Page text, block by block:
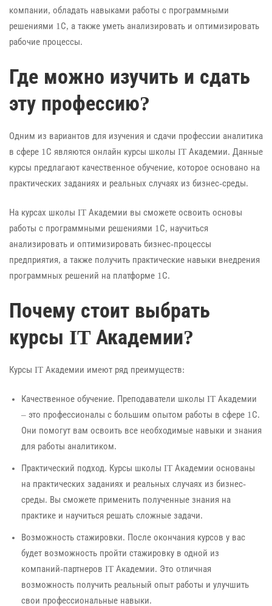
компании, обладать навыками работы с программными
решениями 1С, а также уметь анализировать и оптимизировать
рабочие процессы.
Где можно изучить и сдать
эту профессию?
Одним из вариантов для изучения и сдачи профессии аналитика
в сфере 1С являются онлайн курсы школы IT Академии. Данные
курсы предлагают качественное обучение, которое основано на
практических заданиях и реальных случаях из бизнес-среды.
На курсах школы IT Академии вы сможете освоить основы
работы с программными решениями 1С, научиться
анализировать и оптимизировать бизнес-процессы
предприятия, а также получить практические навыки внедрения
программных решений на платформе 1С.
Почему стоит выбрать
курсы IT Академии?
Курсы IT Академии имеют ряд преимуществ:
Качественное обучение. Преподаватели школы IT Академии
– это профессионалы с большим опытом работы в сфере 1С.
Они помогут вам освоить все необходимые навыки и знания
для работы аналитиком.
Практический подход. Курсы школы IT Академии основаны
на практических заданиях и реальных случаях из бизнес-
среды. Вы сможете применить полученные знания на
практике и научиться решать сложные задачи.
Возможность стажировки. После окончания курсов у вас
будет возможность пройти стажировку в одной из
компаний-партнеров IT Академии. Это отличная
возможность получить реальный опыт работы и улучшить
свои профессиональные навыки.